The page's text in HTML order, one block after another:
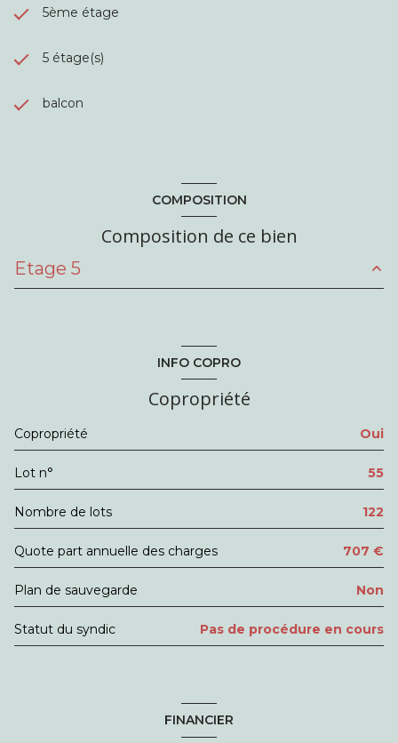
5ème étage
5 étage(s)
balcon
COMPOSITION
Composition de ce bien
Etage 5
salle de bain
m²
INFO COPRO
Copropriété
Copropriété Oui
Lot n° 55
Nombre de lots 122
Quote part annuelle des charges 707 €
Plan de sauvegarde Non
Statut du syndic Pas de procédure en cours
FINANCIER